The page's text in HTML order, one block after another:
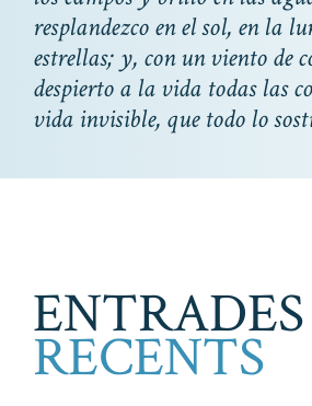
resplandezco en el sol, en la
estrellas; y, con un viento de
despierto a la vida todas las
vida invisible, que todo lo
ENTRADES
RECENTS